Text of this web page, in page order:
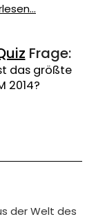
Frage:
das größte
2014?
der Welt des